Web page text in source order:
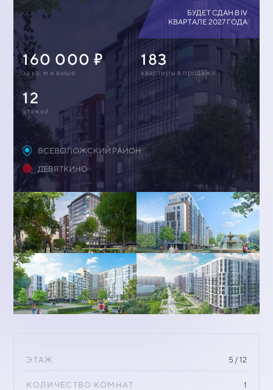
БУДЕТ СДАН В IV
КВАРТАЛЕ 2027 ГОДА
160 000
за кв. м и выше
183
квартиры в продаже
12
этажей
ВСЕВОЛОЖСКИЙ РАЙОН
ДЕВЯТКИНО
ЭТАЖ 5 / 12
КОЛИЧЕСТВО КОМНАТ 1